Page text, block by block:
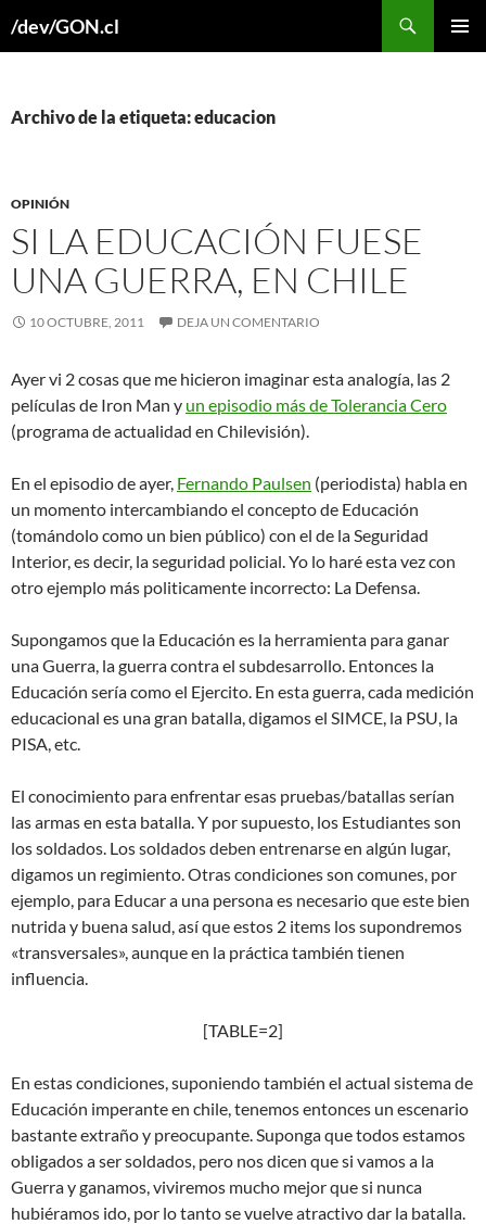
/dev/GON.cl
Archivo de la etiqueta: educacion
OPINIÓN
SI LA EDUCACIÓN FUESE
UNA GUERRA, EN CHILE
10 OCTUBRE, 2011 DEJA UN COMENTARIO
Ayer vi 2 cosas que me hicieron imaginar esta analogía, las 2
películas de Iron Man y un episodio más de Tolerancia Cero
(programa de actualidad en Chilevisión).
En el episodio de ayer, Fernando Paulsen (periodista) habla en
un momento intercambiando el concepto de Educación
(tomándolo como un bien público) con el de la Seguridad
Interior, es decir, la seguridad policial. Yo lo haré esta vez con
otro ejemplo más politicamente incorrecto: La Defensa.
Supongamos que la Educación es la herramienta para ganar
una Guerra, la guerra contra el subdesarrollo. Entonces la
Educación sería como el Ejercito. En esta guerra, cada medición
educacional es una gran batalla, digamos el SIMCE, la PSU, la
PISA, etc.
El conocimiento para enfrentar esas pruebas/batallas serían
las armas en esta batalla. Y por supuesto, los Estudiantes son
los soldados. Los soldados deben entrenarse en algún lugar,
digamos un regimiento. Otras condiciones son comunes, por
ejemplo, para Educar a una persona es necesario que este bien
nutrida y buena salud, así que estos 2 items los supondremos
«transversales», aunque en la práctica también tienen
influencia.
[TABLE=2]
En estas condiciones, suponiendo también el actual sistema de
Educación imperante en chile, tenemos entonces un escenario
bastante extraño y preocupante. Suponga que todos estamos
obligados a ser soldados, pero nos dicen que si vamos a la
Guerra y ganamos, viviremos mucho mejor que si nunca
hubiéramos ido, por lo tanto se vuelve atractivo dar la batalla.